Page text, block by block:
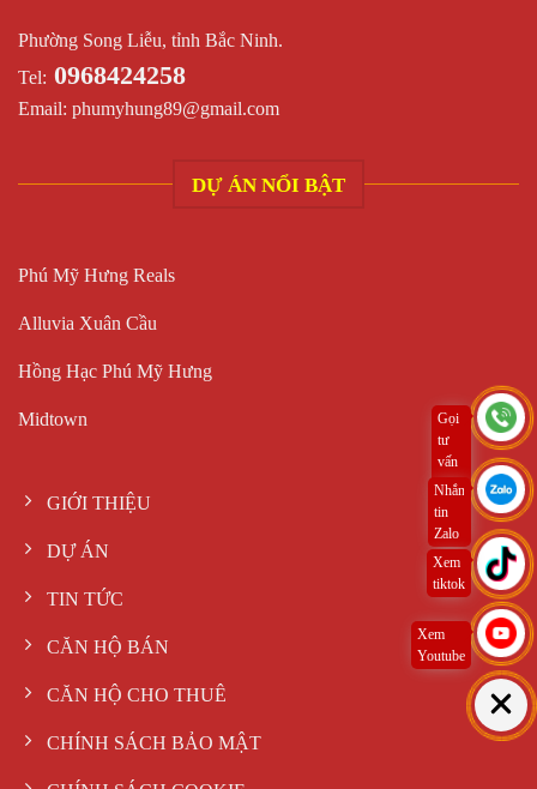
Phường Song Liễu, tỉnh Bắc Ninh.
Tel: 0968424258
Email: phumyhung89@gmail.com
DỰ ÁN NỔI BẬT
Phú Mỹ Hưng Reals
Alluvia Xuân Cầu
Hồng Hạc Phú Mỹ Hưng
Midtown
GIỚI THIỆU
DỰ ÁN
TIN TỨC
CĂN HỘ BÁN
CĂN HỘ CHO THUÊ
CHÍNH SÁCH BẢO MẬT
Gọi
tư
vấn
ngay
Nhắn
tin
Zalo
Xem
tiktok
Xem
Youtube